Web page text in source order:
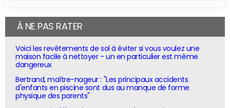
À NE PAS RATER
Voici les revêtements de sol à éviter si vous voulez une
maison facile à nettoyer - un en particulier est même
dangereux
Bertrand, maître-nageur : "Les principaux accidents
d'enfants en piscine sont dus au manque de forme
physique des parents"